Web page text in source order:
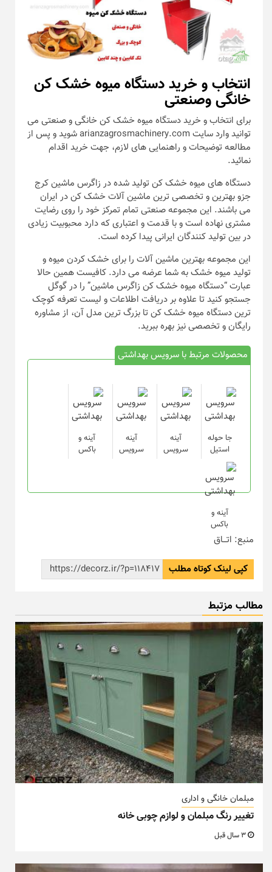
انتخاب و خرید دستگاه میوه خشک کن
خانگی وصنعتی
برای انتخاب و خرید دستگاه میوه خشک کن خانگی و صنعتی می
توانید وارد سایت arianzagrosmachinery.com شوید و پس از
مطالعه توضیحات و راهنمایی های لازم، جهت خرید اقدام
نمائید.
دستگاه های میوه خشک کن تولید شده در زاگرس ماشین کرج
جزو بهترین و تخصصی ترین ماشین آلات خشک کن در ایران
می باشند. این مجموعه صنعتی تمام تمرکز خود را روی رضایت
مشتری نهاده است و با قدمت و اعتباری که دارد محبوبیت زیادی
در بین تولید کنندگان ایرانی پیدا کرده است.
این مجموعه بهترین ماشین آلات را برای خشک کردن میوه و
تولید میوه خشک به شما عرضه می دارد. کافیست همین حالا
عبارت “دستگاه میوه خشک کن زاگرس ماشین” را در گوگل
جستجو کنید تا علاوه بر دریافت اطلاعات و لیست تعرفه کوچک
ترین دستگاه میوه خشک کن تا بزرگ ترین مدل آن، از مشاوره
رایگان و تخصصی نیز بهره ببرید.
محصولات مرتبط با سرویس بهداشتی
جا حوله
استیل
آینه
سرویس
آینه
سرویس
آینه و
باکس
آینه و
باکس
منبع: اتـــاق
کپی لینک کوتاه مطلب
مطالب مزتبط
مبلمان خانگی و اداری
تغییر رنگ مبلمان و لوازم چوبی خانه